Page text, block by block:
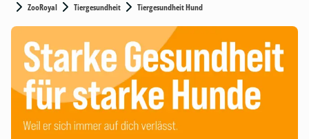
ZooRoyal Tiergesundheit Tiergesundheit Hund